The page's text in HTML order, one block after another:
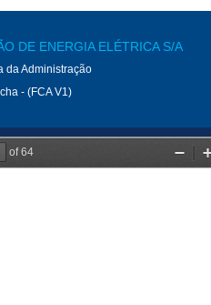
DE ENERGIA ELÉTRICA S/A
da Administração
- (FCA V1)